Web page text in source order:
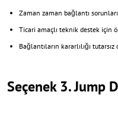
Zaman zaman bağlantı
Ticari amaçlı teknik destek için
Bağlantıların kararlılığı
Seçenek 3. Jump